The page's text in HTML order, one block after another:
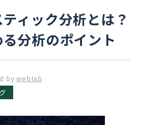
ィック分析とは？
分析のポイント
byweblab